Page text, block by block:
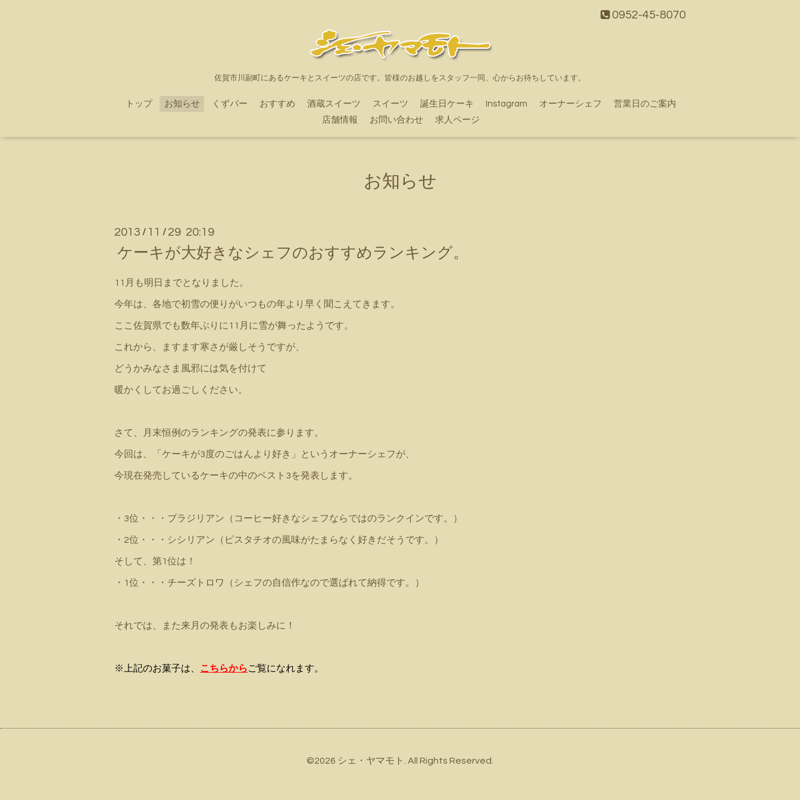
0952-45-8070
佐賀市川副町にあるケーキとスイーツの店です。皆様のお越しをスタッフ一同、心からお待ちしています。
トップ お知らせ くずバー おすすめ 酒蔵スイーツ スイーツ 誕生日ケーキ Instagram オーナーシェフ
営業日のご案内
店舗情報
お問い合わせ 求人ページ
お知らせ
2013 / 11 / 29 20:19
ケーキが大好きなシェフのおすすめランキング。
11月も明日までとなりました。
今年は、各地で初雪の便りがいつもの年より早く聞こえてきます。
ここ佐賀県でも数年ぶりに11月に雪が舞ったようです。
これから、ますます寒さが厳しそうですが、
どうかみなさま風邪には気を付けて
暖かくしてお過ごしください。
さて、月末恒例のランキングの発表に参ります。
今回は、「ケーキが3度のごはんより好き」というオーナーシェフが、
今現在発売しているケーキの中のベスト3を発表します。
・3位・・・ブラジリアン（コーヒー好きなシェフならではのランクインです。）
・2位・・・シシリアン（ピスタチオの風味がたまらなく好きだそうです。）
そして、第1位は！
・1位・・・チーズトロワ（シェフの自信作なので選ばれて納得です。）
それでは、また来月の発表もお楽しみに！
※上記のお菓子は、 こちらから ご覧になれます。
©2026 シェ・ヤマモト . All Rights Reserved.